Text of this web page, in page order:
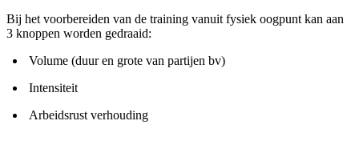
Bij het voorbereiden van de training vanuit fysiek oogpunt kan aan
3 knoppen worden gedraaid:
Volume (duur en grote van partijen bv)
Intensiteit
Arbeidsrust verhouding